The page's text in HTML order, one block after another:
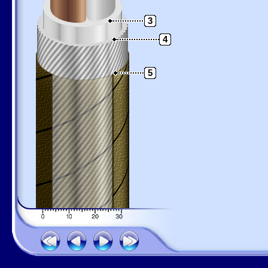
3
4
5